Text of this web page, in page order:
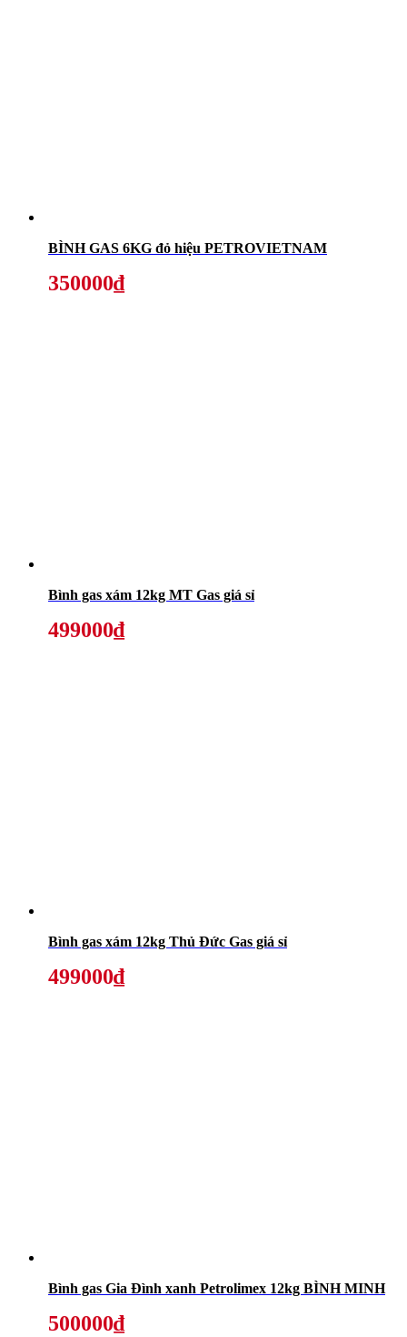
BÌNH GAS 6KG đỏ hiệu PETROVIETNAM
350000₫
Bình gas xám 12kg MT Gas giá sỉ
499000₫
Bình gas xám 12kg Thủ Đức Gas giá sỉ
499000₫
Bình gas Gia Đình xanh Petrolimex 12kg BÌNH MINH
500000₫